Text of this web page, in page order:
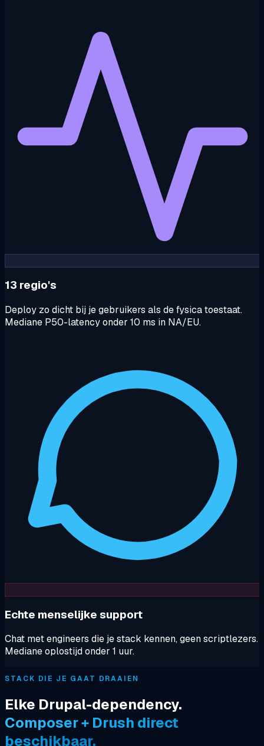
13 regio's
Deploy zo dicht bij je gebruikers als de fysica toestaat.
Mediane P50-latency onder 10 ms in NA/EU.
Echte menselijke support
Chat met engineers die je stack kennen, geen scriptlezers.
Mediane oplostijd onder 1 uur.
STACK DIE JE GAAT DRAAIEN
Elke Drupal-dependency.
Composer + Drush direct
beschikbaar.